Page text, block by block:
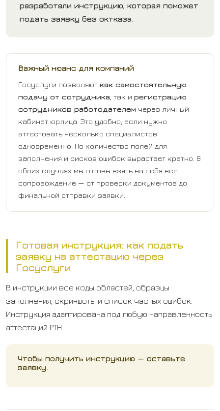
разработали инструкцию, которая поможет
подать заявку без октказа.
Важный нюанс для компаний
Госуслуги позволяют как самостоятельную
подачу от сотрудника , так и регистрацию
сотрудников работодателем через личный
кабинет юрлица. Это удобно, если нужно
аттестовать несколько специалистов
одновременно. Но количество полей для
заполнения и рисков ошибок вырастает кратно. В
обоих случаях мы готовы взять на себя всё
сопровождение — от проверки документов до
финальной отправки заявки.
Готовая инструкция: как подать
заявку на аттестацию через
Госуслуги
В инструкции все коды областей, образцы
заполнения, скриншоты и список частых ошибок.
Инструкция адаптирована под любую направленность
аттестаций РТН.
Чтобы получить инструкцию — оставьте
заявку.